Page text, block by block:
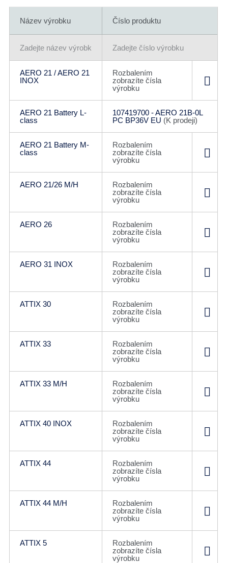
Název výrobku Číslo produktu
AERO 21 / AERO 21
INOX
Rozbalením
zobrazíte čísla
výrobku
AERO 21 Battery L-
class
107419700 - AERO 21B-0L
PC BP36V EU (K prodeji)
AERO 21 Battery M-
class
Rozbalením
zobrazíte čísla
výrobku
AERO 21/26 M/H
Rozbalením
zobrazíte čísla
výrobku
AERO 26
Rozbalením
zobrazíte čísla
výrobku
AERO 31 INOX
Rozbalením
zobrazíte čísla
výrobku
ATTIX 30
Rozbalením
zobrazíte čísla
výrobku
ATTIX 33
Rozbalením
zobrazíte čísla
výrobku
ATTIX 33 M/H
Rozbalením
zobrazíte čísla
výrobku
ATTIX 40 INOX
Rozbalením
zobrazíte čísla
výrobku
ATTIX 44
Rozbalením
zobrazíte čísla
výrobku
ATTIX 44 M/H
Rozbalením
zobrazíte čísla
výrobku
ATTIX 5
Rozbalením
zobrazíte čísla
výrobku